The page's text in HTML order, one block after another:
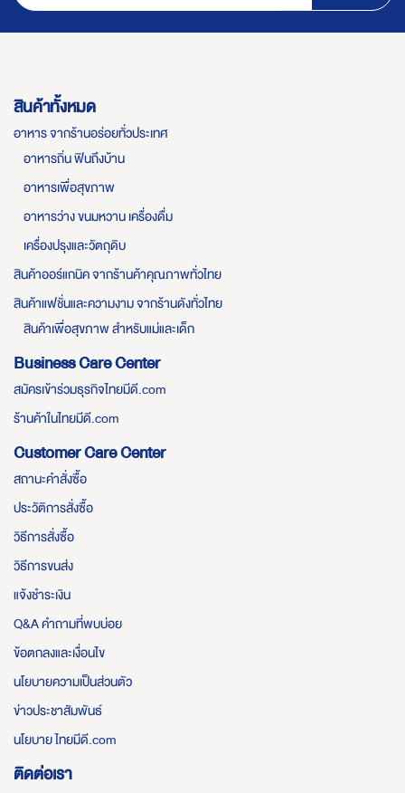
สินค้าทั้งหมด
อาหาร จากร้านอร่อยทั่วประเทศ
อาหารถิ่น ฟินถึงบ้าน
อาหารเพื่อสุขภาพ
อาหารว่าง ขนมหวาน เครื่องดื่ม
เครื่องปรุงและวัตถุดิบ
สินค้าออร์แกนิค จากร้านค้าคุณภาพทั่วไทย
สินค้าแฟชั่นและความงาม จากร้านดังทั่วไทย
สินค้าเพื่อสุขภาพ สำหรับแม่และเด็ก
Business Care Center
สมัครเข้าร่วมธุรกิจไทยมีดี.com
ร้านค้าในไทยมีดี.com
Customer Care Center
สถานะคำสั่งซื้อ
ประวัติการสั่งซื้อ
วิธีการสั่งซื้อ
วิธีการขนส่ง
แจ้งชำระเงิน
Q&A คำถามที่พบบ่อย
ข้อตกลงและเงื่อนไข
นโยบายความเป็นส่วนตัว
ข่าวประชาสัมพันธ์
นโยบาย ไทยมีดี.com
ติดต่อเรา